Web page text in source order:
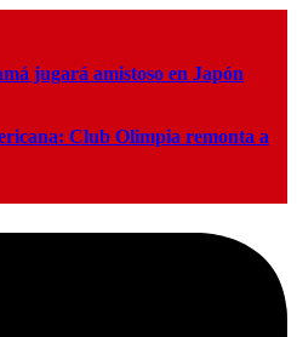
jugará amistoso en Japón
Club Olimpia remonta a